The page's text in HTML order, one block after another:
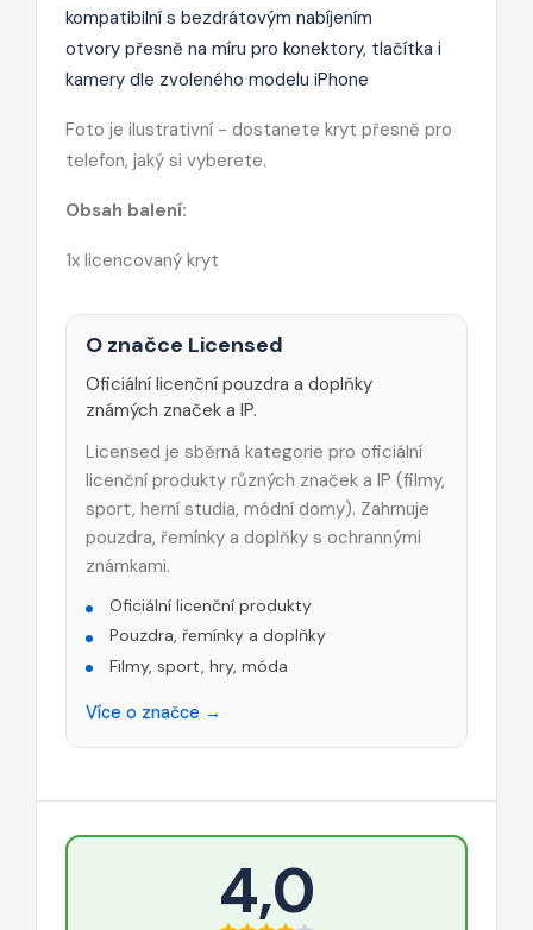
kompatibilní s bezdrátovým nabíjením
otvory přesně na míru pro konektory, tlačítka i
kamery dle zvoleného modelu iPhone
Foto je ilustrativní - dostanete kryt přesně pro
telefon, jaký si vyberete.
Obsah balení:
1x licencovaný kryt
O značce Licensed
Oficiální licenční pouzdra a doplňky
známých značek a IP.
Licensed je sběrná kategorie pro oficiální
licenční produkty různých značek a IP (filmy,
sport, herní studia, módní domy). Zahrnuje
pouzdra, řemínky a doplňky s ochrannými
známkami.
Oficiální licenční produkty
Pouzdra, řemínky a doplňky
Filmy, sport, hry, móda
Více o značce →
4,0